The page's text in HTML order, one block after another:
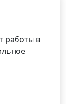
работы в